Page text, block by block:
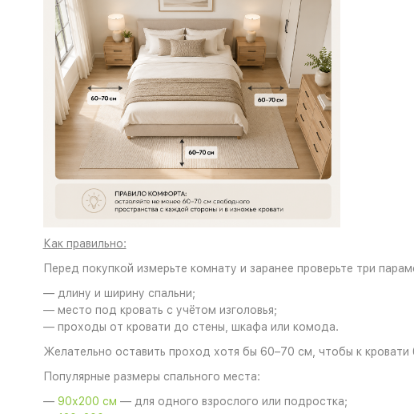
Как правильно:
Перед покупкой измерьте комнату и заранее проверьте три
— длину и ширину спальни;
— место под кровать с учётом изголовья;
— проходы от кровати до стены, шкафа или комода.
Желательно оставить проход хотя бы 60–70 см, чтобы к
Популярные размеры спального места:
— 90х200 см — для одного взрослого или подростка;